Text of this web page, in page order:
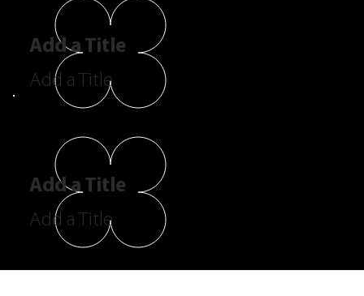
Add a Title
Add a Title
Add a Title
Add a Title